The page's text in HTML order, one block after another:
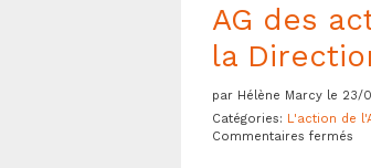
AG des
la
par Hélène Marcy le 23/
Catégories: L'action de
Commentaires fermés